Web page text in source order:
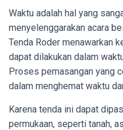
Waktu adalah hal yang
menyelenggarakan acara
Tenda Roder menawarkan
dapat dilakukan dalam
Proses pemasangan yang
dalam menghemat waktu
Karena tenda ini dapat
permukaan, seperti tanah,